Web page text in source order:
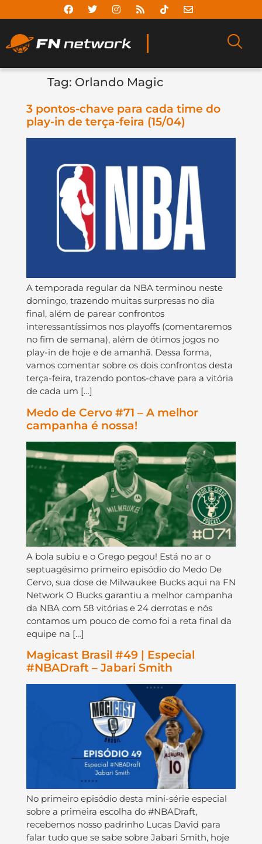
Tag: Orlando Magic
3 pontos-chave para cada time do
play-in de terça-feira (15/04)
A temporada regular da NBA terminou neste
domingo, trazendo muitas surpresas no dia
final, além de parear confrontos
interessantíssimos nos playoffs (comentaremos
no fim de semana), além de ótimos jogos no
play-in de hoje e de amanhã. Dessa forma,
vamos comentar sobre os dois confrontos desta
terça-feira, trazendo pontos-chave para a vitória
de cada um […]
Medo de Cervo #71 – A melhor
campanha é nossa!
A bola subiu e o Grego pegou! Está no ar o
septuagésimo primeiro episódio do Medo De
Cervo, sua dose de Milwaukee Bucks aqui na FN
Network O Bucks garantiu a melhor campanha
da NBA com 58 vitórias e 24 derrotas e nós
contamos um pouco de como foi a reta final da
equipe na […]
Magicast Brasil #49 | Especial
#NBADraft – Jabari Smith
No primeiro episódio desta mini-série especial
sobre a primeira escolha do #NBADraft,
recebemos nosso padrinho Lucas David para
falar tudo que se sabe sobre Jabari Smith, hoje